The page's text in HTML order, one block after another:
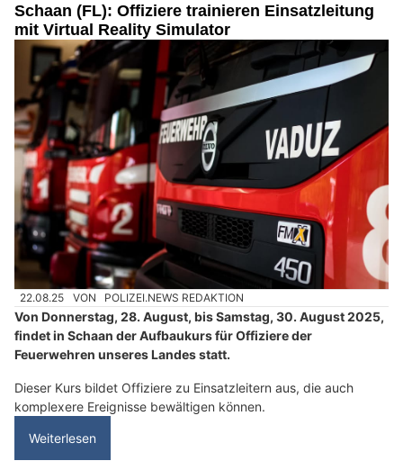
Schaan (FL): Offiziere trainieren Einsatzleitung
mit Virtual Reality Simulator
22.08.25 VON POLIZEI.NEWS REDAKTION
Von Donnerstag, 28. August, bis Samstag, 30. August 2025,
findet in Schaan der Aufbaukurs für Offiziere der
Feuerwehren unseres Landes statt.
Dieser Kurs bildet Offiziere zu Einsatzleitern aus, die auch
komplexere Ereignisse bewältigen können.
Weiterlesen